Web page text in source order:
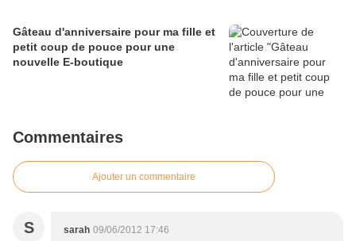
Gâteau d'anniversaire pour ma fille et
petit coup de pouce pour une
nouvelle E-boutique
Commentaires
Ajouter un commentaire
S sarah 09/06/2012 17:46